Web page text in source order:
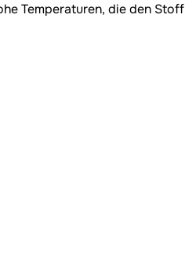
Temperaturen, die den Stoff